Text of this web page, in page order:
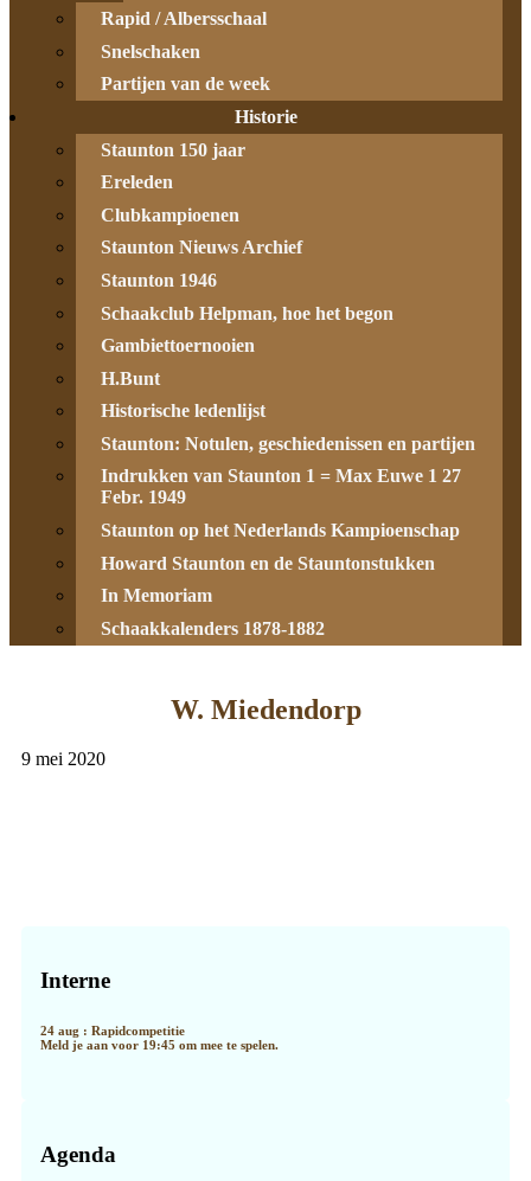
Rapid / Albersschaal
Snelschaken
Partijen van de week
Historie
Staunton 150 jaar
Ereleden
Clubkampioenen
Staunton Nieuws Archief
Staunton 1946
Schaakclub Helpman, hoe het begon
Gambiettoernooien
H.Bunt
Historische ledenlijst
Staunton: Notulen, geschiedenissen en partijen
Indrukken van Staunton 1 = Max Euwe 1 27
Febr. 1949
Staunton op het Nederlands Kampioenschap
Howard Staunton en de Stauntonstukken
In Memoriam
Schaakkalenders 1878-1882
W. Miedendorp
9 mei 2020
Sidebar
Interne
24 aug : Rapidcompetitie
Meld je aan voor 19:45 om mee te spelen.
Agenda